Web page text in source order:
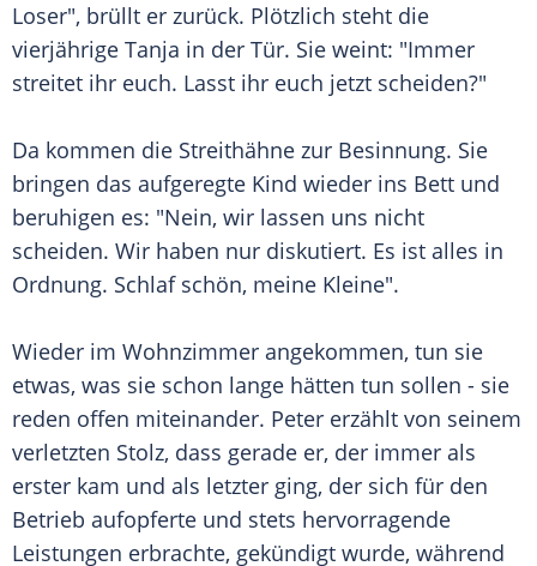
Loser", brüllt er zurück. Plötzlich steht die
vierjährige Tanja in der Tür. Sie weint: "Immer
streitet ihr euch. Lasst ihr euch jetzt scheiden?"
Da kommen die Streithähne zur Besinnung. Sie
bringen das aufgeregte Kind wieder ins Bett und
beruhigen es: "Nein, wir lassen uns nicht
scheiden. Wir haben nur diskutiert. Es ist alles in
Ordnung. Schlaf schön, meine Kleine".
Wieder im Wohnzimmer angekommen, tun sie
etwas, was sie schon lange hätten tun sollen - sie
reden offen miteinander. Peter erzählt von seinem
verletzten Stolz, dass gerade er, der immer als
erster kam und als letzter ging, der sich für den
Betrieb aufopferte und stets hervorragende
Leistungen erbrachte, gekündigt wurde, während